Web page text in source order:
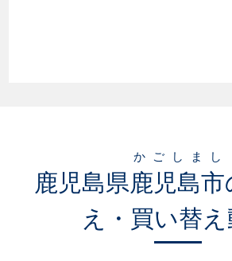
鹿児島県鹿児島市
かごしまし
え・買い替